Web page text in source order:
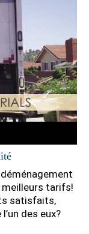
tarifs!
satisfaits,
des eux?